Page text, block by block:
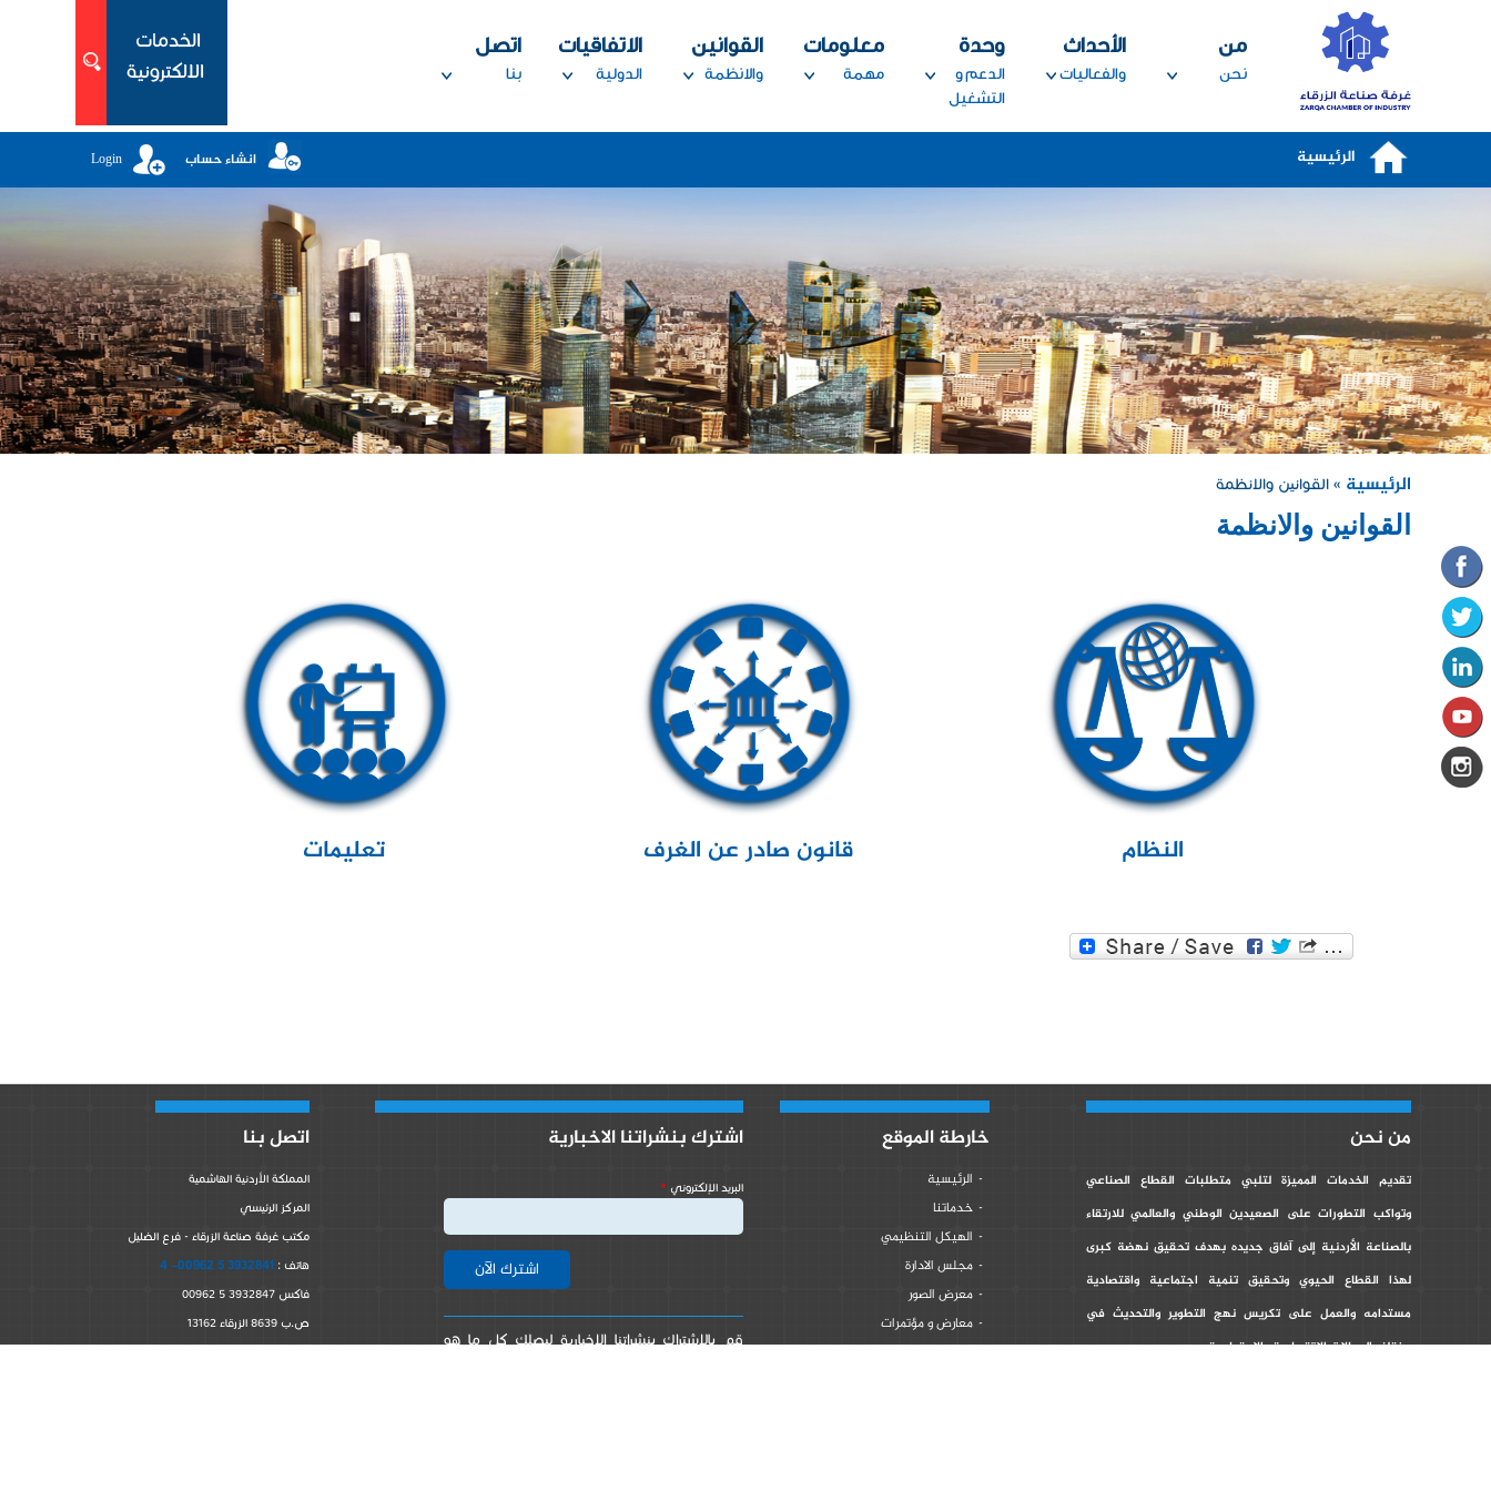
تجاوز إلى المحتوى الرئيسي
من
نحن
الأحداث
والفعاليات
وحدة
الدعم و
التشغيل
معلومات
مهمة
القوانين
والانظمة
الاتفاقيات
الدولية
اتصل
بنا
انشاء حساب Login الرئيسية
الرئيسية » القوانين والانظمة
القوانين والانظمة
النظام قانون صادر عن الغرف تعليمات
من نحن
تقديم الخدمات المميزة لتلبي متطلبات القطاع الصناعي
وتواكب التطورات على الصعيدين الوطني والعالمي للارتقاء
بالصناعة الأردنية إلى آفاق جديده بهدف تحقيق نهضة كبرى
لهذا القطاع الحيوي وتحقيق تنمية اجتماعية واقتصادية
مستدامه والعمل على تكريس نهج التطوير والتحديث في
مختلف المجالات الاقتصادية والاجتماعية.
خارطة الموقع
الرئيسية
خدماتنا
الهيكل التنظيمي
مجلس الادارة
معرض الصور
معارض و مؤتمرات
اتصل بنا
اشترك بنشراتنا الاخبارية
‏البريد الإلكتروني ‏ *
قم بالاشتراك بنشراتنا الاخبارية ليصلك كل ما هو
اتصل بنا
المملكة الأردنية الهاشمية
المركز الرئيسي
مكتب غرفة صناعة الزرقاء - فرع الضليل
هاتف : 3932841 5 00962- 4
فاكس 3932847 5 00962
ص.ب 8639 الزرقاء 13162
info@zci.org.jo